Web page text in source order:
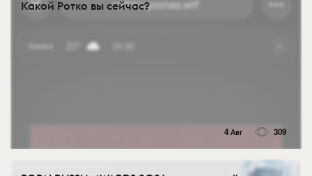
Какой Ротко вы сейчас?
4 Авг 309